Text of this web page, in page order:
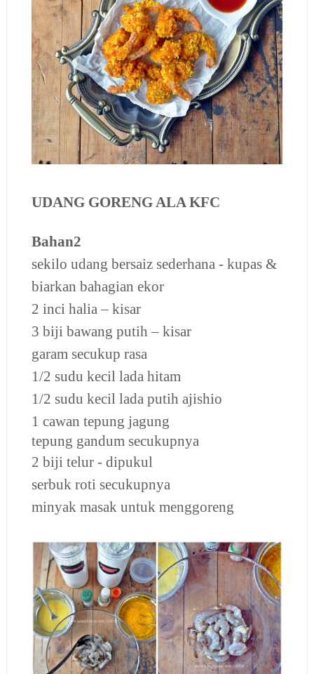
UDANG GORENG ALA KFC
Bahan2
sekilo udang bersaiz sederhana - kupas &
biarkan bahagian ekor
2 inci halia – kisar
3 biji bawang putih – kisar
garam secukup rasa
1/2 sudu kecil lada hitam
1/2 sudu kecil lada putih ajishio
1 cawan tepung jagung
tepung gandum secukupnya
2 biji telur - dipukul
serbuk roti secukupnya
minyak masak untuk menggoreng